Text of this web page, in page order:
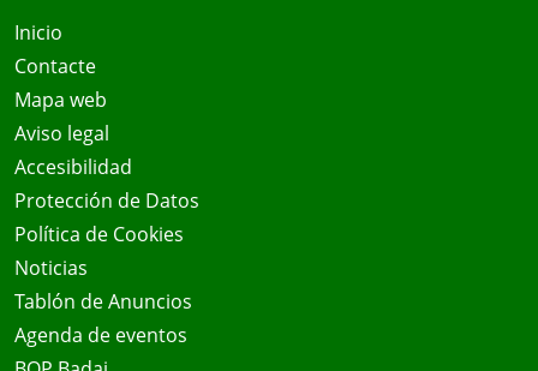
Inicio
Contacte
Mapa web
Aviso legal
Accesibilidad
Protección de Datos
Política de Cookies
Noticias
Tablón de Anuncios
Agenda de eventos